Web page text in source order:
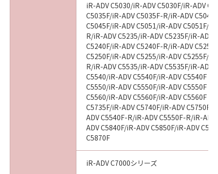
iR-ADV C5030/iR-ADV C5030F/iR-ADV
C5035F/iR-ADV C5035F-R/iR-ADV
C5045F/iR-ADV C5051/iR-ADV C5051F/
R/iR-ADV C5235/iR-ADV C5235F/iR-ADV
C5240F/iR-ADV C5240F-R/iR-ADV
C5250F/iR-ADV C5255/iR-ADV C5255F/
R/iR-ADV C5535/iR-ADV C5535F/iR-ADV
C5540/iR-ADV C5540F/iR-ADV C5540F
C5550/iR-ADV C5550F/iR-ADV C5550F
C5560/iR-ADV C5560F/iR-ADV C5560F
C5735F/iR-ADV C5740F/iR-ADV C5750F/
ADV C5540F-R/iR-ADV C5550F-R/iR-
ADV C5840F/iR-ADV C5850F/iR-ADV
C5870F
iR-ADV C7000シリーズ